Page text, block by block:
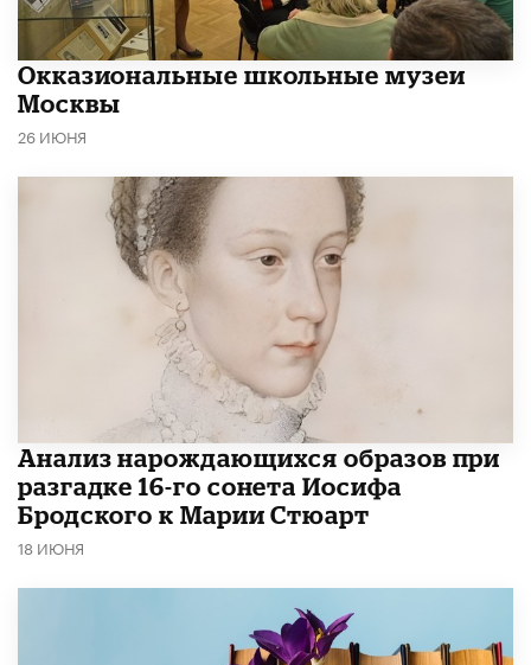
​Окказиональные школьные музеи
Москвы
26 ИЮНЯ
Анализ нарождающихся образов при
разгадке 16-го сонета Иосифа
Бродского к Марии Стюарт
18 ИЮНЯ